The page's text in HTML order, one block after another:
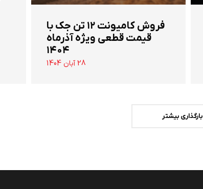
‌فروش کامیونت ۱۲ تن جک با
قیمت قطعی ویژه آذرماه
۱۴۰۴
28 آبان 1404
بارگذاری بیشتر